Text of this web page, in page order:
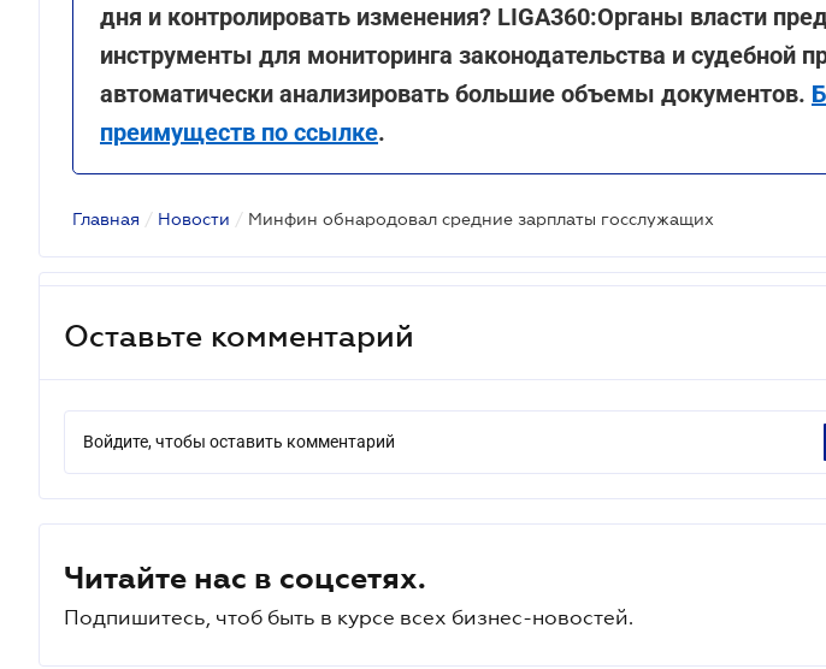
дня и контролировать изменения? LIGA360:Органы власти
инструменты для мониторинга законодательства и судебной
автоматически анализировать большие объемы документов.
преимуществ по ссылке.
Главная / Новости / Минфин обнародовал средние зарплаты госслужащих
Оставьте комментарий
Войдите, чтобы оставить комментарий
Читайте нас в соцсетях.
Подпишитесь, чтоб быть в курсе всех бизнес-новостей.